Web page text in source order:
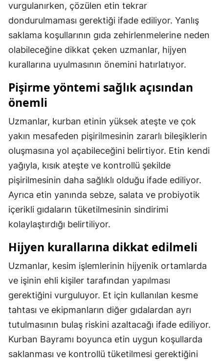
Siirt
Sinop
Sivas
Tokat
Tunceli
Şanlıurfa
Uşak
Van
Yozgat
Bayburt
Karaman
Kırıkkale
Batman
Şırnak
vurgulanırken, çözülen etin tekrar
dondurulmaması gerektiği ifade ediliyor. Yanlış
saklama koşullarının gıda zehirlenmelerine neden
olabileceğine dikkat çeken uzmanlar, hijyen
kurallarına uyulmasının önemini hatırlatıyor.
Pişirme yöntemi sağlık açısından
önemli
Uzmanlar, kurban etinin yüksek ateşte ve çok
yakın mesafeden pişirilmesinin zararlı bileşiklerin
oluşmasına yol açabileceğini belirtiyor. Etin kendi
yağıyla, kısık ateşte ve kontrollü şekilde
pişirilmesinin daha sağlıklı olduğu ifade ediliyor.
Ayrıca etin yanında sebze, salata ve probiyotik
içerikli gıdaların tüketilmesinin sindirimi
kolaylaştırdığı belirtiliyor.
Hijyen kurallarına dikkat edilmeli
Uzmanlar, kesim işlemlerinin hijyenik ortamlarda
ve işinin ehli kişiler tarafından yapılması
gerektiğini vurguluyor. Et için kullanılan kesme
tahtası ve ekipmanların diğer gıdalardan ayrı
tutulmasının bulaş riskini azaltacağı ifade ediliyor.
Kurban Bayramı boyunca etin uygun koşullarda
saklanması ve kontrollü tüketilmesi gerektiğini